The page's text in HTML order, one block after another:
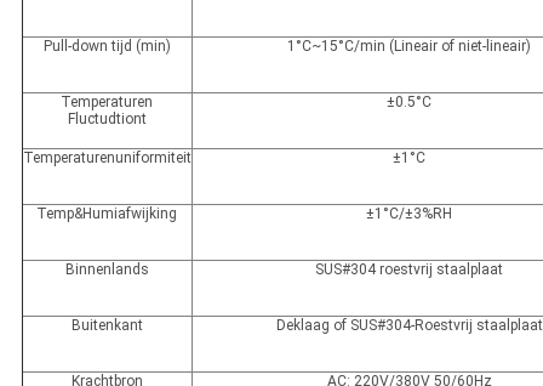
Pull-down tijd (min) 1°C~15°C/min (Lineair of niet-lineair)
Temperaturen
Fluctudtiont
±0.5°C
Temperaturenuniformiteit ±1°C
Temp&Humiafwijking ±1°C/±3%RH
Binnenlands SUS#304 roestvrij staalplaat
Buitenkant Deklaag of SUS#304-Roestvrij staalplaat
Krachtbron AC: 220V/380V 50/60Hz